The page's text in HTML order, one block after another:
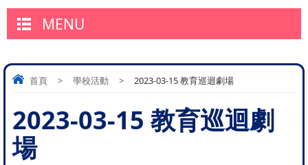
MENU
首頁 > 學校活動 > 2023-03-15 教育巡迴劇場
2023-03-15 教育巡迴劇
場